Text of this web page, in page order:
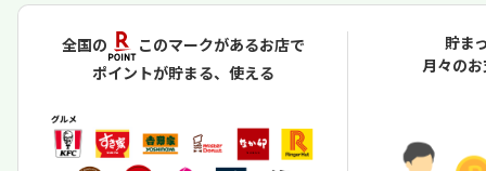
全国の
このマークがあるお店で
ポイントが貯まる、使える
貯ま
月々の